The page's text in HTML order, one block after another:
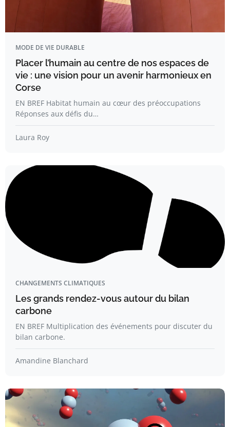
MODE DE VIE DURABLE
Placer l’humain au centre de nos espaces de
vie : une vision pour un avenir harmonieux en
Corse
EN BREF Habitat humain au cœur des préoccupations
Réponses aux défis du…
Laura Roy
CHANGEMENTS CLIMATIQUES
Les grands rendez-vous autour du bilan
carbone
EN BREF Multiplication des événements pour discuter du
bilan carbone.
Amandine Blanchard